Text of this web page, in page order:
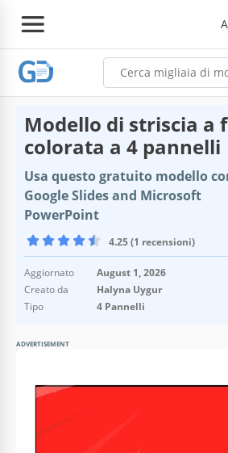
Modello di striscia a
colorata a 4 pannelli
Usa questo gratuito modello
Google Slides and Microsoft
PowerPoint
4.25 (1 recensioni)
Aggiornato
August 1, 2026
Creato da
Halyna Uygur
Tipo
4 Pannelli
ADVERTISEMENT